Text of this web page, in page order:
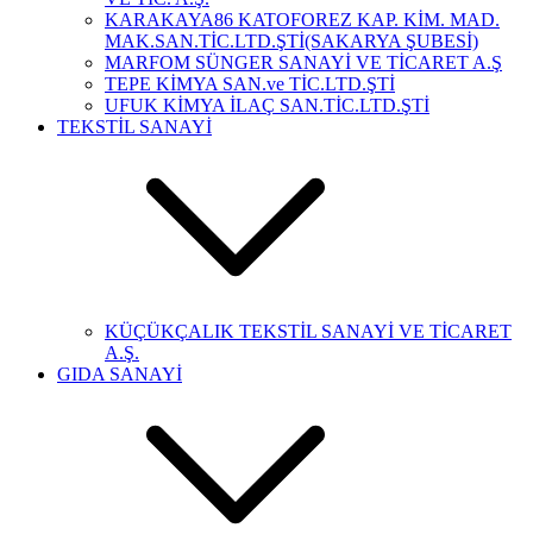
KARAKAYA86 KATOFOREZ KAP. KİM. MAD.
MAK.SAN.TİC.LTD.ŞTİ(SAKARYA ŞUBESİ)
MARFOM SÜNGER SANAYİ VE TİCARET A.Ş
TEPE KİMYA SAN.ve TİC.LTD.ŞTİ
UFUK KİMYA İLAÇ SAN.TİC.LTD.ŞTİ
TEKSTİL SANAYİ
KÜÇÜKÇALIK TEKSTİL SANAYİ VE TİCARET
A.Ş.
GIDA SANAYİ